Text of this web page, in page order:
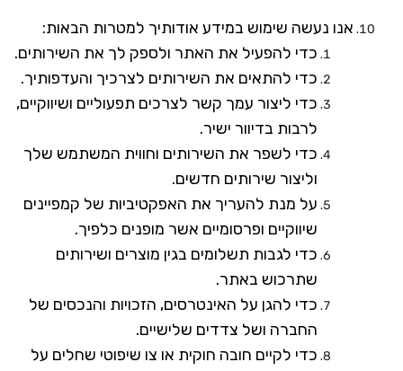
אנו נעשה שימוש במידע אודותיך למטרות הבאות:
כדי להפעיל את האתר ולספק לך את השירותים.
כדי להתאים את השירותים לצרכיך והעדפותיך.
כדי ליצור עמך קשר לצרכים תפעוליים ושיווקיים,
לרבות בדיוור ישיר.
כדי לשפר את השירותים וחווית המשתמש שלך
וליצור שירותים חדשים.
על מנת להעריך את האפקטיביות של קמפיינים
שיווקיים ופרסומיים אשר מופנים כלפיך.
כדי לגבות תשלומים בגין מוצרים ושירותים
שתרכוש באתר.
כדי להגן על האינטרסים, הזכויות והנכסים של
החברה ושל צדדים שלישיים.
כדי לקיים חובה חוקית או צו שיפוטי שחלים על